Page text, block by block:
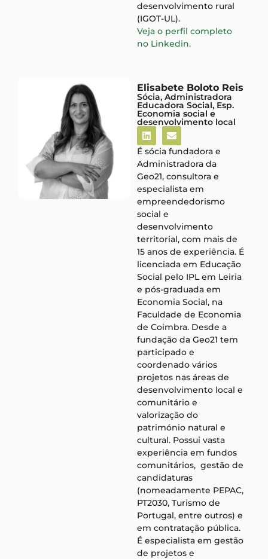
desenvolvimento rural
(IGOT-UL).
Veja o perfil completo
no Linkedin.
Elisabete Boloto Reis
Sócia, Administradora
Educadora Social, Esp.
Economia social e
desenvolvimento local
É sócia fundadora e
Administradora da
Geo21, consultora e
especialista em
empreendedorismo
social e
desenvolvimento
territorial, com mais de
15 anos de experiência. É
licenciada em Educação
Social pelo IPL em Leiria
e pós-graduada em
Economia Social, na
Faculdade de Economia
de Coimbra. Desde a
fundação da Geo21 tem
participado e
coordenado vários
projetos nas áreas de
desenvolvimento local e
comunitário e
valorização do
património natural e
cultural. Possui vasta
experiência em fundos
comunitários, gestão de
candidaturas
(nomeadamente PEPAC,
PT2030, Turismo de
Portugal, entre outros) e
em contratação pública.
É especialista em gestão
de projetos e